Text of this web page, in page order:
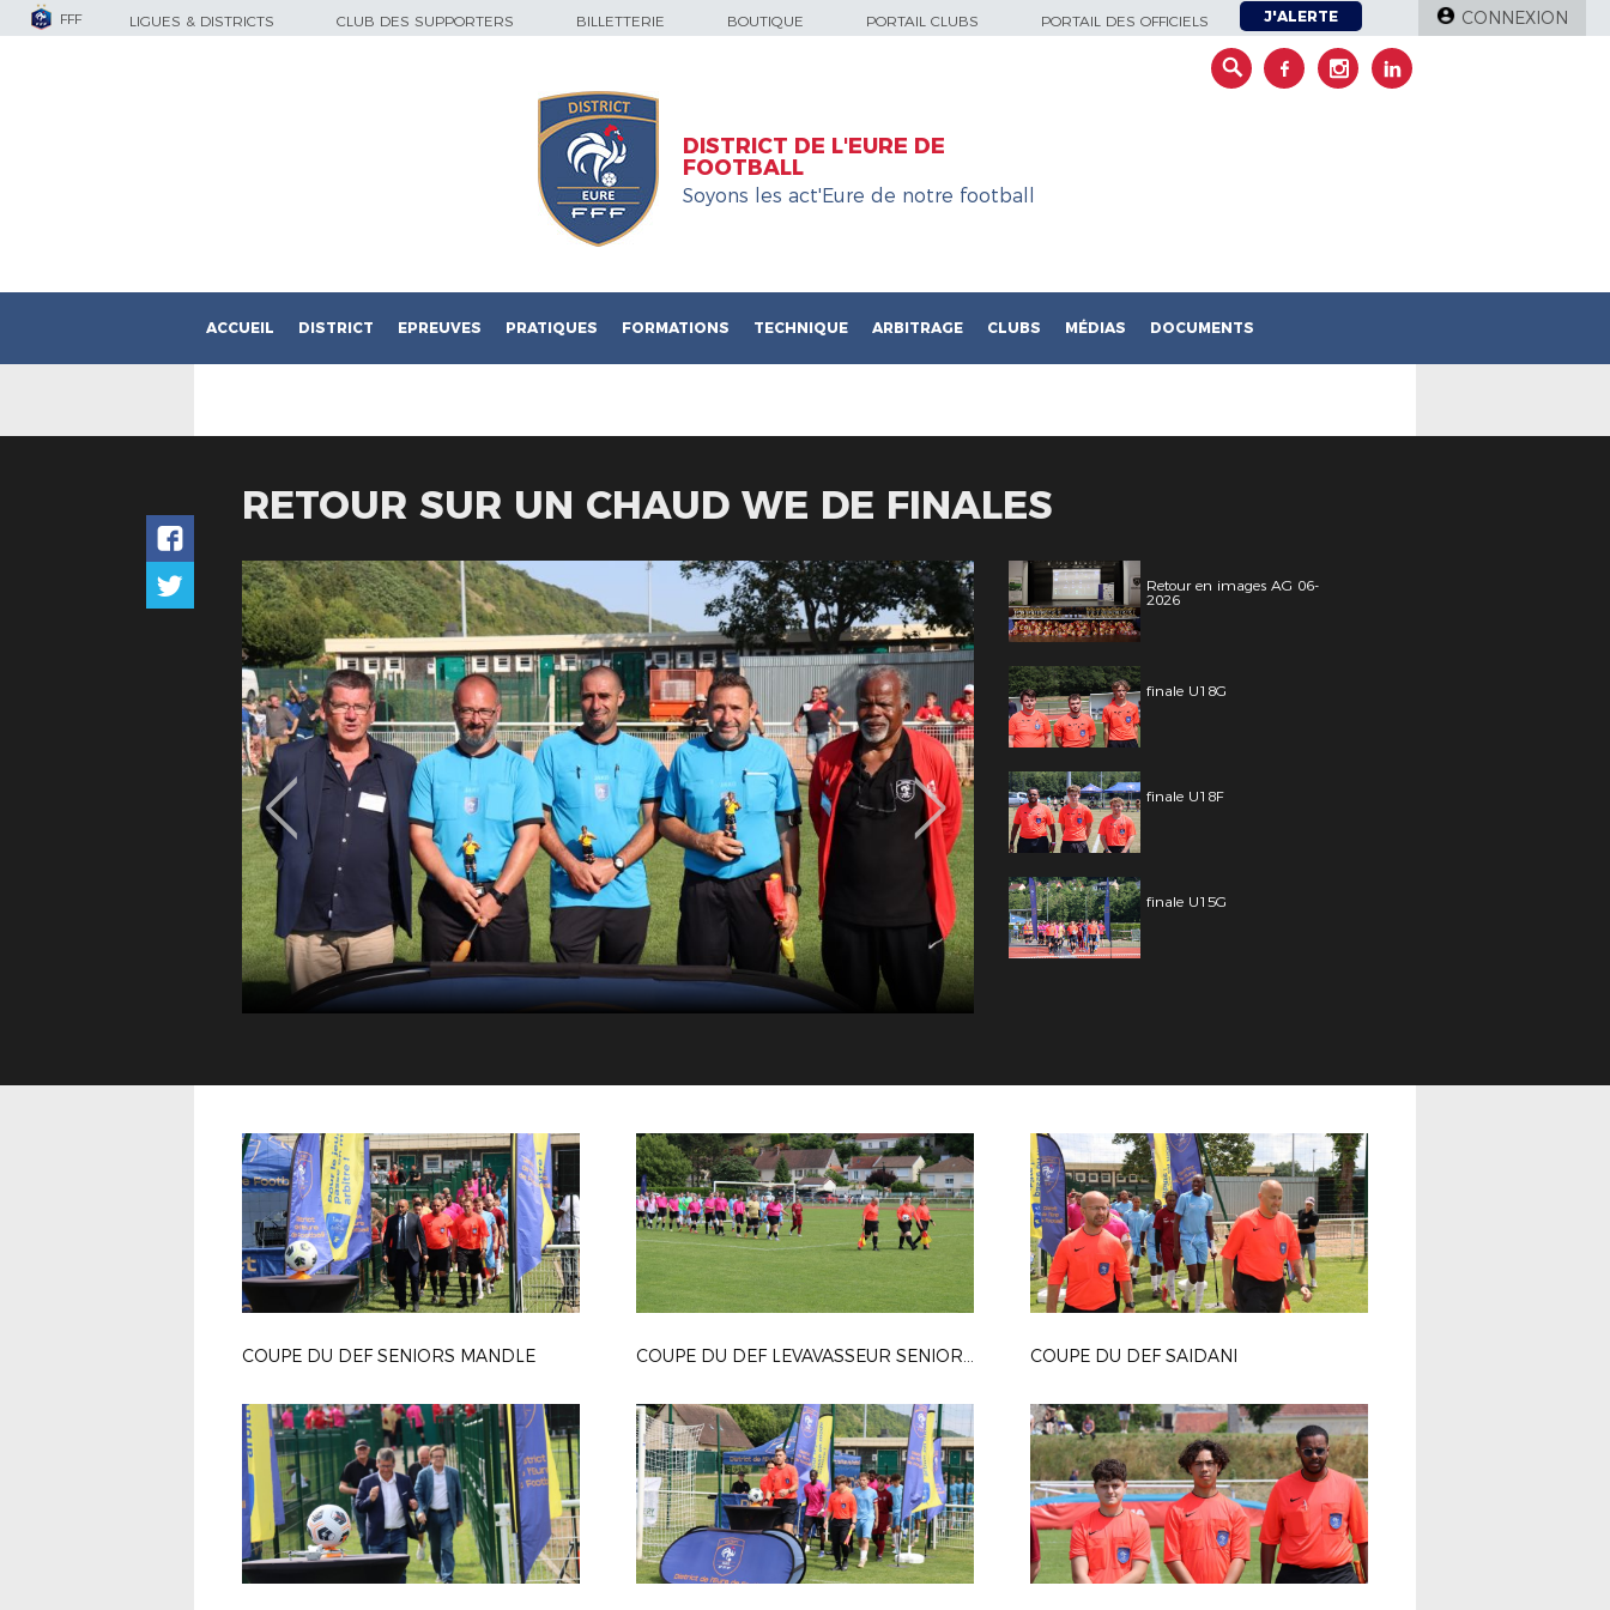
FFF LIGUES & DISTRICTS CLUB DES SUPPORTERS BILLETTERIE BOUTIQUE PORTAIL CLUBS PORTAIL DES OFFICIELS J'ALERTE CONNEXION
DISTRICT DE L'EURE DE
FOOTBALL
Soyons les act'Eure de notre football
ACCUEIL DISTRICT EPREUVES PRATIQUES FORMATIONS TECHNIQUE ARBITRAGE CLUBS MÉDIAS DOCUMENTS
RETOUR SUR UN CHAUD WE DE FINALES
Retour en images AG 06-
2026
finale U18G
finale U18F
finale U15G
COUPE DU DEF SENIORS MANDLE COUPE DU DEF LEVAVASSEUR SENIOR F COUPE DU DEF SAIDANI